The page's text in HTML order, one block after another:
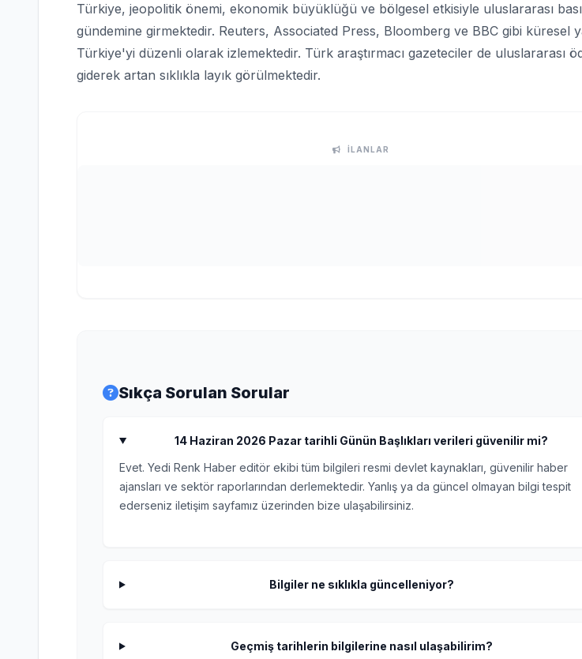
Türkiye, jeopolitik önemi, ekonomik büyüklüğü ve bölgesel etkisiyle uluslararası
gündemine girmektedir. Reuters, Associated Press, Bloomberg ve BBC gibi küresel
Türkiye'yi düzenli olarak izlemektedir. Türk araştırmacı gazeteciler de uluslararası
giderek artan sıklıkla layık görülmektedir.
İLANLAR
Sıkça Sorulan Sorular
14 Haziran 2026 Pazar tarihli Günün Başlıkları verileri güvenilir mi?
Evet. Yedi Renk Haber editör ekibi tüm bilgileri resmi devlet kaynakları, güvenilir haber
ajansları ve sektör raporlarından derlemektedir. Yanlış ya da güncel olmayan bilgi tespit
ederseniz iletişim sayfamız üzerinden bize ulaşabilirsiniz.
Bilgiler ne sıklıkla güncelleniyor?
Geçmiş tarihlerin bilgilerine nasıl ulaşabilirim?